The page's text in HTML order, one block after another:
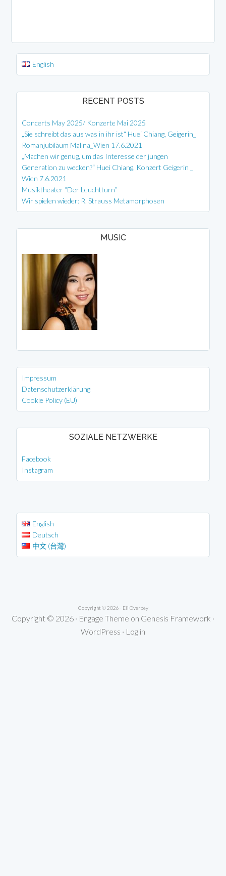
English
RECENT POSTS
Concerts May 2025/ Konzerte Mai 2025
„Sie schreibt das aus was in ihr ist“ Huei Chiang, Geigerin_
Romanjubiläum Malina_Wien 17.6.2021
„Machen wir genug, um das Interesse der jungen
Generation zu wecken?“ Huei Chiang, Konzert Geigerin _
Wien 7.6.2021
Musiktheater “Der Leuchtturn”
Wir spielen wieder: R. Strauss Metamorphosen
MUSIC
Impressum
Datenschutzerklärung
Cookie Policy (EU)
SOZIALE NETZWERKE
Facebook
Instagram
English
Deutsch
中文 (台灣)
Copyright © 2026 · Eli Overbey
Copyright © 2026 · Engage Theme on Genesis Framework ·
WordPress · Log in